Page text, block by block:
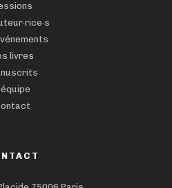
livres